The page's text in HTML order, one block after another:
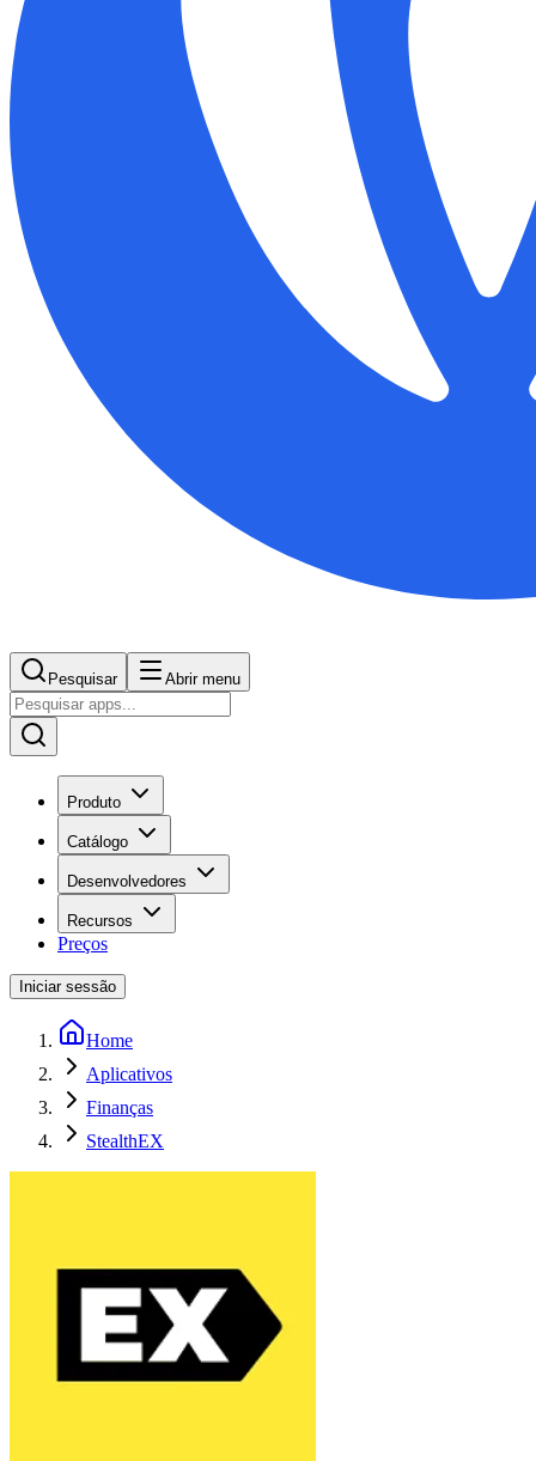
Pesquisar Abrir menu
Produto
Catálogo
Desenvolvedores
Recursos
Preços
Iniciar sessão
Home
Aplicativos
Finanças
StealthEX